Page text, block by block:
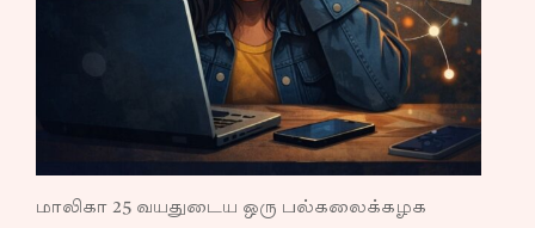
மாலிகா 25 வயதுடைய ஒரு பல்கலைக்கழக